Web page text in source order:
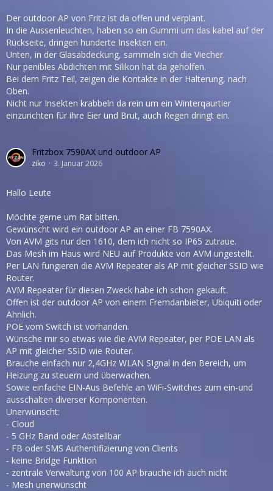
Der outdoor AP von Fritz ist da offen und verplant.
In die Aussenleuchten, haben so ein Gummi um das kabel auf der
Rückseite, dringen hunderte Insekten ein.
Unten, in der Glasabdeckung, sammeln sich die Viecher.
Nur penibles Abdichten mit Silikon hat da geholfen.
Bei dem Fritz Teil, zeigen die Kontakte in der Halterung, nach
Oben.
Nicht nur Insekten krabbeln da rein um ein Winterqaurtier
einzurichten für ihre Eier und Brut, auch Regen dringt ein.
Fritzbox 7590AX und outdoor AP
ziko 3. Januar 2026
Hallo Leute
Möchte gerne um Rat bitten.
Gewünscht wird ein outdoor AP an einer FB 7590AX.
Von AVM gits nur den 1610, dem ich nicht so IP65 zutraue.
Das Mesh im Haus wird NEU auf Produkte von AVM ungestellt.
Per LAN fungieren die AVM Repeater als AP mit gleicher SSID wie
Router.
AVM Repeater für diesen Zweck habe ich schon gekauft.
Offen ist der outdoor AP von einem Fremdanbieter, Ubiquiti oder
Ähnlich.
POE vom Switch ist vorhanden.
Wünsche mir so etwas wie die AVM Repeater, per POE LAN als
AP mit gleicher SSID wie Router.
Brauche einfach nur 2,4GHz WLAN SIgnal in den Bereich, um
Heizung zu steuern und überwachen.
Sowie einfache EIN-Aus Befehle an WiFi-Switches zum ein-und
ausschalten diverser Komponenten.
Unerwünscht:
- Cloud
- 5 GHz Band oder Abstellbar
- FB oder SMS Authentifizierung von Clients
- keine Bridge Funktion
- zentrale Verwaltung von 100 AP brauche ich auch nicht
- Mesh unerwünscht